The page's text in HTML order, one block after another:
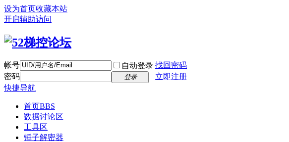
设为首页收藏本站
开启辅助访问
帐号 自动登录 找回密码
密码
登录
立即注册
快捷导航
首页BBS
数据讨论区
工具区
锤子解密器